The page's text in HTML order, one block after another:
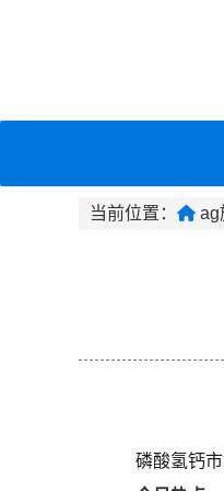
当前位置： ag
磷酸氢钙